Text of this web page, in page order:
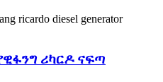
ሪካርዶ ናፍጣ